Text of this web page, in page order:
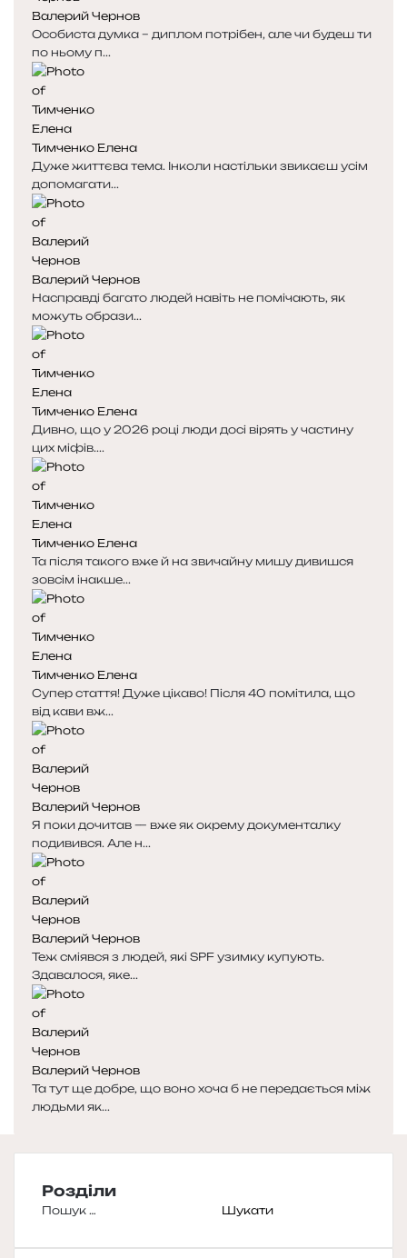
Валерий Чернов
Особиста думка – диплом потрібен, але чи будеш ти
по ньому п...
Тимченко Елена
Дуже життєва тема. Інколи настільки звикаєш усім
допомагати...
Валерий Чернов
Насправді багато людей навіть не помічають, як
можуть образи...
Тимченко Елена
Дивно, що у 2026 році люди досі вірять у частину
цих міфів....
Тимченко Елена
Та після такого вже й на звичайну мишу дивишся
зовсім інакше...
Тимченко Елена
Супер стаття! Дуже цікаво! Після 40 помітила, що
від кави вж...
Валерий Чернов
Я поки дочитав — вже як окрему документалку
подивився. Але н...
Валерий Чернов
Теж сміявся з людей, які SPF узимку купують.
Здавалося, яке...
Валерий Чернов
Та тут ще добре, що воно хоча б не передається між
людьми як...
Розділи
Пошук: